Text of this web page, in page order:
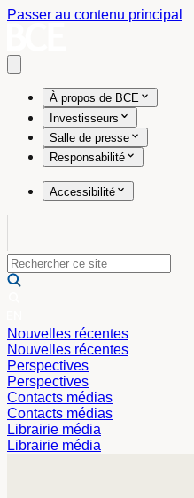
Passer au contenu principal
À propos de BCE
Investisseurs
Salle de presse
Responsabilité
Accessibilité
Nouvelles récentes
Nouvelles récentes
Perspectives
Perspectives
Contacts médias
Contacts médias
Librairie média
Librairie média